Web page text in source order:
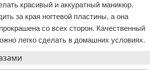
красивый и аккуратный маникюр.
за края ногтевой пластины, а она
со всех сторон. Качественный
легко сделать в домашних условиях.